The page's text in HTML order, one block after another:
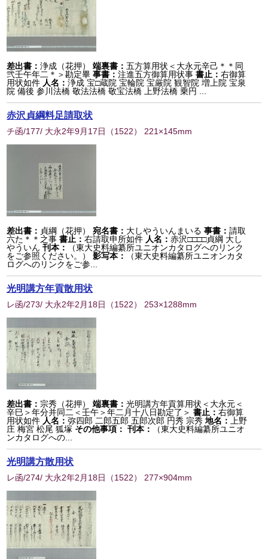
差出書：浄成（花押） 端裏書：五方算用状＜大永元辛己＊＊同
弐壬午年二＊＞勘定畢 事書：注進五方御算用状事 書止：右御算
用状如件 人名：浄成 宝□蔵院 宝輪院 宝厳院 観智院 増上院 宝泉
院 備後 参川法橋 敬法法橋 敬宝法橋 上野法橋 乗円 ...
赤沢貞綱料足請取状
チ函/177/ 大永2年9月17日 （1522） 221×145mm
差出書： 貞綱（花押） 宛名書： 大しやういんまいる 事書：請取
六た＊＊之事 書止：右請取申所如件 人名：赤沢□□□□貞綱 大し
やういん 刊本：
（東大史料編纂所ユニオンカタログへのリンク
をご参照ください。）
影写本：
（東大史料編纂所ユニオンカタ
ログへのリンクをご参...
光明講方年貢散用状
レ函/273/ 大永2年2月18日 （1522） 253×1288mm
差出書： 宗秀（花押） 端裏書：光明講方年貢算用状＜大永元＜
辛巳＞年分并同二＜壬午＞年二月十八日勘定了＞書止：右御算
用状如件 人名：弥四郎 二郎五郎 五郎次郎 円秀 宗秀 地名：
上野
庄 梅宮 松尾 狐塚 その他事項： 刊本：
（東大史料編纂所ユニオ
ンカタログへの...
光明講方散用状
レ函/274/ 大永2年2月18日 （1522） 277×904mm